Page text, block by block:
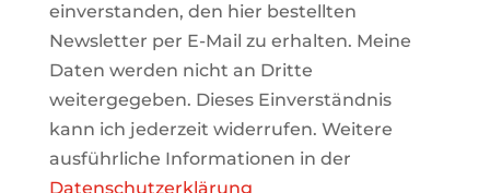
einverstanden, den hier bestellten
Newsletter per E-Mail zu erhalten. Meine
Daten werden nicht an Dritte
weitergegeben. Dieses Einverständnis
kann ich jederzeit widerrufen. Weitere
ausführliche Informationen in der
Datenschutzerklärung